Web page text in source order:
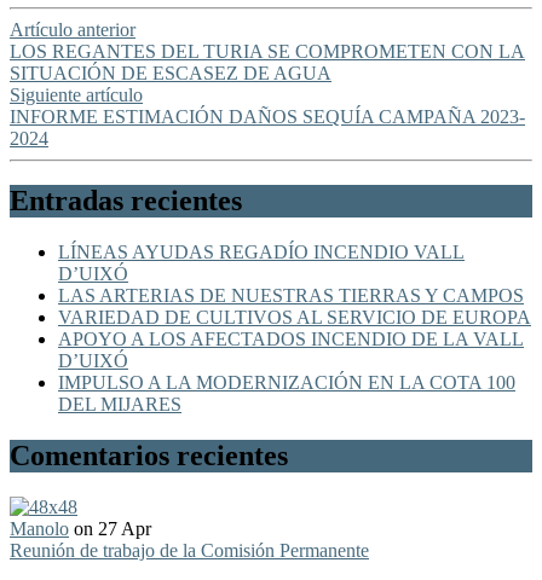
Artículo anterior
LOS REGANTES DEL TURIA SE COMPROMETEN CON LA
SITUACIÓN DE ESCASEZ DE AGUA
Siguiente artículo
INFORME ESTIMACIÓN DAÑOS SEQUÍA CAMPAÑA 2023-
2024
Entradas recientes
LÍNEAS AYUDAS REGADÍO INCENDIO VALL
D’UIXÓ
LAS ARTERIAS DE NUESTRAS TIERRAS Y CAMPOS
VARIEDAD DE CULTIVOS AL SERVICIO DE EUROPA
APOYO A LOS AFECTADOS INCENDIO DE LA VALL
D’UIXÓ
IMPULSO A LA MODERNIZACIÓN EN LA COTA 100
DEL MIJARES
Comentarios recientes
Manolo on 27 Apr
Reunión de trabajo de la Comisión Permanente